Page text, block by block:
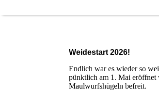
Weidestart 2026!
Endlich war es wieder so
pünktlich am 1. Mai eröffnet
Maulwurfshügeln befreit.